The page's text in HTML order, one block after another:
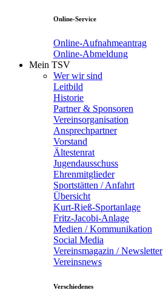
Online-Service
Online-Aufnahmeantrag
Online-Abmeldung
Mein TSV
Wer wir sind
Leitbild
Historie
Partner & Sponsoren
Vereinsorganisation
Ansprechpartner
Vorstand
Ältestenrat
Jugendausschuss
Ehrenmitglieder
Sportstätten / Anfahrt
Übersicht
Kurt-Rieß-Sportanlage
Fritz-Jacobi-Anlage
Medien / Kommunikation
Social Media
Vereinsmagazin / Newsletter
Vereinsnews
Verschiedenes